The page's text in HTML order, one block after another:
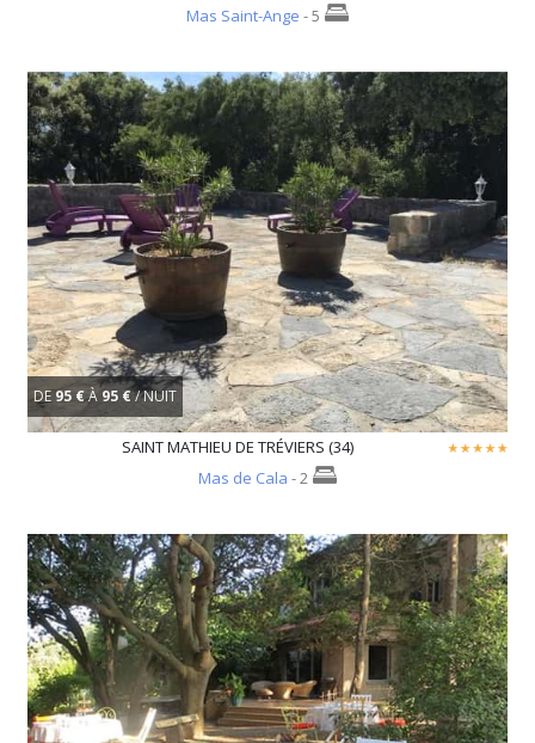
Mas Saint-Ange - 5
DE95 €À 95 €/ NUIT
SAINT MATHIEU DE TRÉVIERS (34)
Mas de Cala - 2